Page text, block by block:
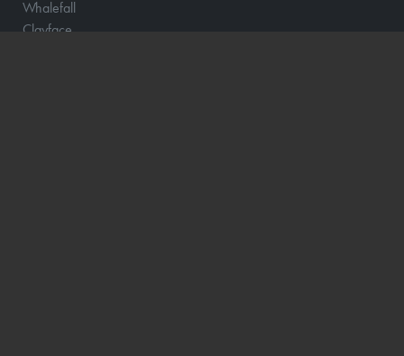
Whalefall
Clayface